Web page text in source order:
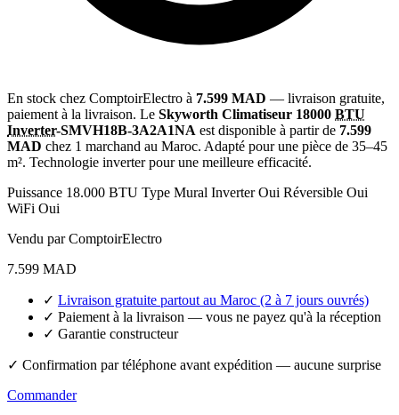
En stock chez ComptoirElectro à 7.599 MAD — livraison gratuite,
paiement à la livraison. Le Skyworth Climatiseur 18000 BTU
Inverter-SMVH18B-3A2A1NA est disponible à partir de 7.599
MAD chez 1 marchand au Maroc. Adapté pour une pièce de 35–45
m². Technologie inverter pour une meilleure efficacité.
Puissance 18.000 BTU Type Mural Inverter Oui Réversible Oui
WiFi Oui
Vendu par ComptoirElectro
7.599 MAD
✓ Livraison gratuite partout au Maroc (2 à 7 jours ouvrés)
✓ Paiement à la livraison — vous ne payez qu'à la réception
✓ Garantie constructeur
✓ Confirmation par téléphone avant expédition — aucune surprise
Commander